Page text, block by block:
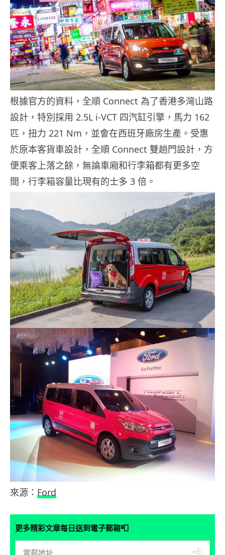
根據官方的資料，全順 Connect 為了香港多灣山路
設計，特別採用 2.5L i-VCT 四汽缸引擎，馬力 162
匹，扭力 221 Nm，並會在西班牙廠房生產。受惠
於原本客貨車設計，全順 Connect 雙趟門設計，方
便乘客上落之餘，無論車廂和行李箱都有更多空
間，行李箱容量比現有的士多 3 倍。
來源： Ford
更多精彩文章每日送到電子郵箱📮